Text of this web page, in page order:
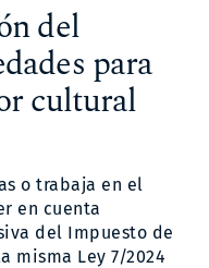
del
para
cultural
o trabaja en el
en cuenta
del Impuesto de
misma Ley 7/2024